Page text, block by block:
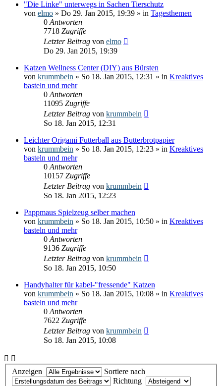
"Die Linke" unterwegs in Sachen Tierschutz
von elmo » Do 29. Jan 2015, 19:39 » in Tagesthemen
0 Antworten
7718 Zugriffe
Letzter Beitrag von elmo
Do 29. Jan 2015, 19:39
Katzen Wellness Center (DIY) aus Bürsten
von krummbein » So 18. Jan 2015, 12:31 » in Kreaktives
basteln und mehr
0 Antworten
11095 Zugriffe
Letzter Beitrag von krummbein
So 18. Jan 2015, 12:31
Leichter Origami Futterball aus Butterbrotpapier
von krummbein » So 18. Jan 2015, 12:23 » in Kreaktives
basteln und mehr
0 Antworten
10157 Zugriffe
Letzter Beitrag von krummbein
So 18. Jan 2015, 12:23
Pappmaus Spielzeug selber machen
von krummbein » So 18. Jan 2015, 10:50 » in Kreaktives
basteln und mehr
0 Antworten
9136 Zugriffe
Letzter Beitrag von krummbein
So 18. Jan 2015, 10:50
Handyhalter für kabel-"fressende" Katzen
von krummbein » So 18. Jan 2015, 10:08 » in Kreaktives
basteln und mehr
0 Antworten
7622 Zugriffe
Letzter Beitrag von krummbein
So 18. Jan 2015, 10:08
Anzeigen
Sortiere nach
Richtung